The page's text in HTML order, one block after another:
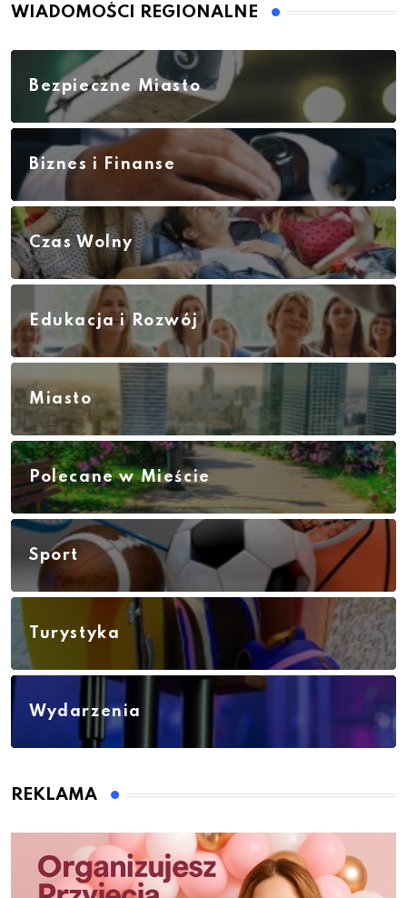
WIADOMOŚCI REGIONALNE
Bezpieczne Miasto
Biznes i Finanse
Czas Wolny
Edukacja i Rozwój
Miasto
Polecane w Mieście
Sport
Turystyka
Wydarzenia
REKLAMA